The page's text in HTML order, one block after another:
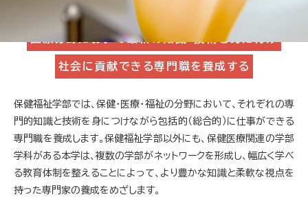
医療分野において最新の知識･技術を身に付け
社会に貢献できる専門職を養成する
保健福祉学部では、保健・医療・福祉の分野において、それぞれの専
門的知識と技術を身につけながら包括的（総合的）に仕事ができる
専門職を養成します。保健福祉学部以外にも、保健医療関連の学部
学科がある本学は、複数の学部がネットワークを形成し、幅広く学べ
る教育体制を整えることによって、より豊かな知識と柔軟な視点を
持った専門家の養成をめざします。